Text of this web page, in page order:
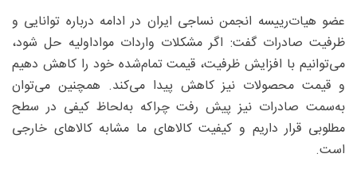
عضو هیات‌رییسه انجمن نساجی ایران در ادامه درباره توانایی و
ظرفیت صادرات گفت: اگر مشکلات واردات مواداولیه حل شود،
می‌توانیم با افزایش ظرفیت، قیمت تمام‌شده خود را کاهش دهیم
و قیمت محصولات نیز کاهش پیدا می‌کند. همچنین می‌توان
به‌سمت صادرات نیز پیش رفت چراکه به‌لحاظ کیفی در سطح
مطلوبی قرار داریم و کیفیت کالاهای ما مشابه کالاهای خارجی
است.